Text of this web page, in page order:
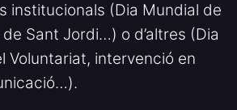
institucionals (Dia Mundial de
Sant Jordi…) o d’altres (Dia
Voluntariat, intervenció en